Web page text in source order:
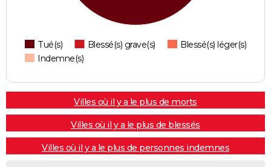
Tué(s) Blessé(s) grave(s)
Blessé(s) léger(s)
Indemne(s)
Villes où il y a le plus de morts
Villes où il y a le plus de blessés
Villes où il y a le plus de personnes indemnes